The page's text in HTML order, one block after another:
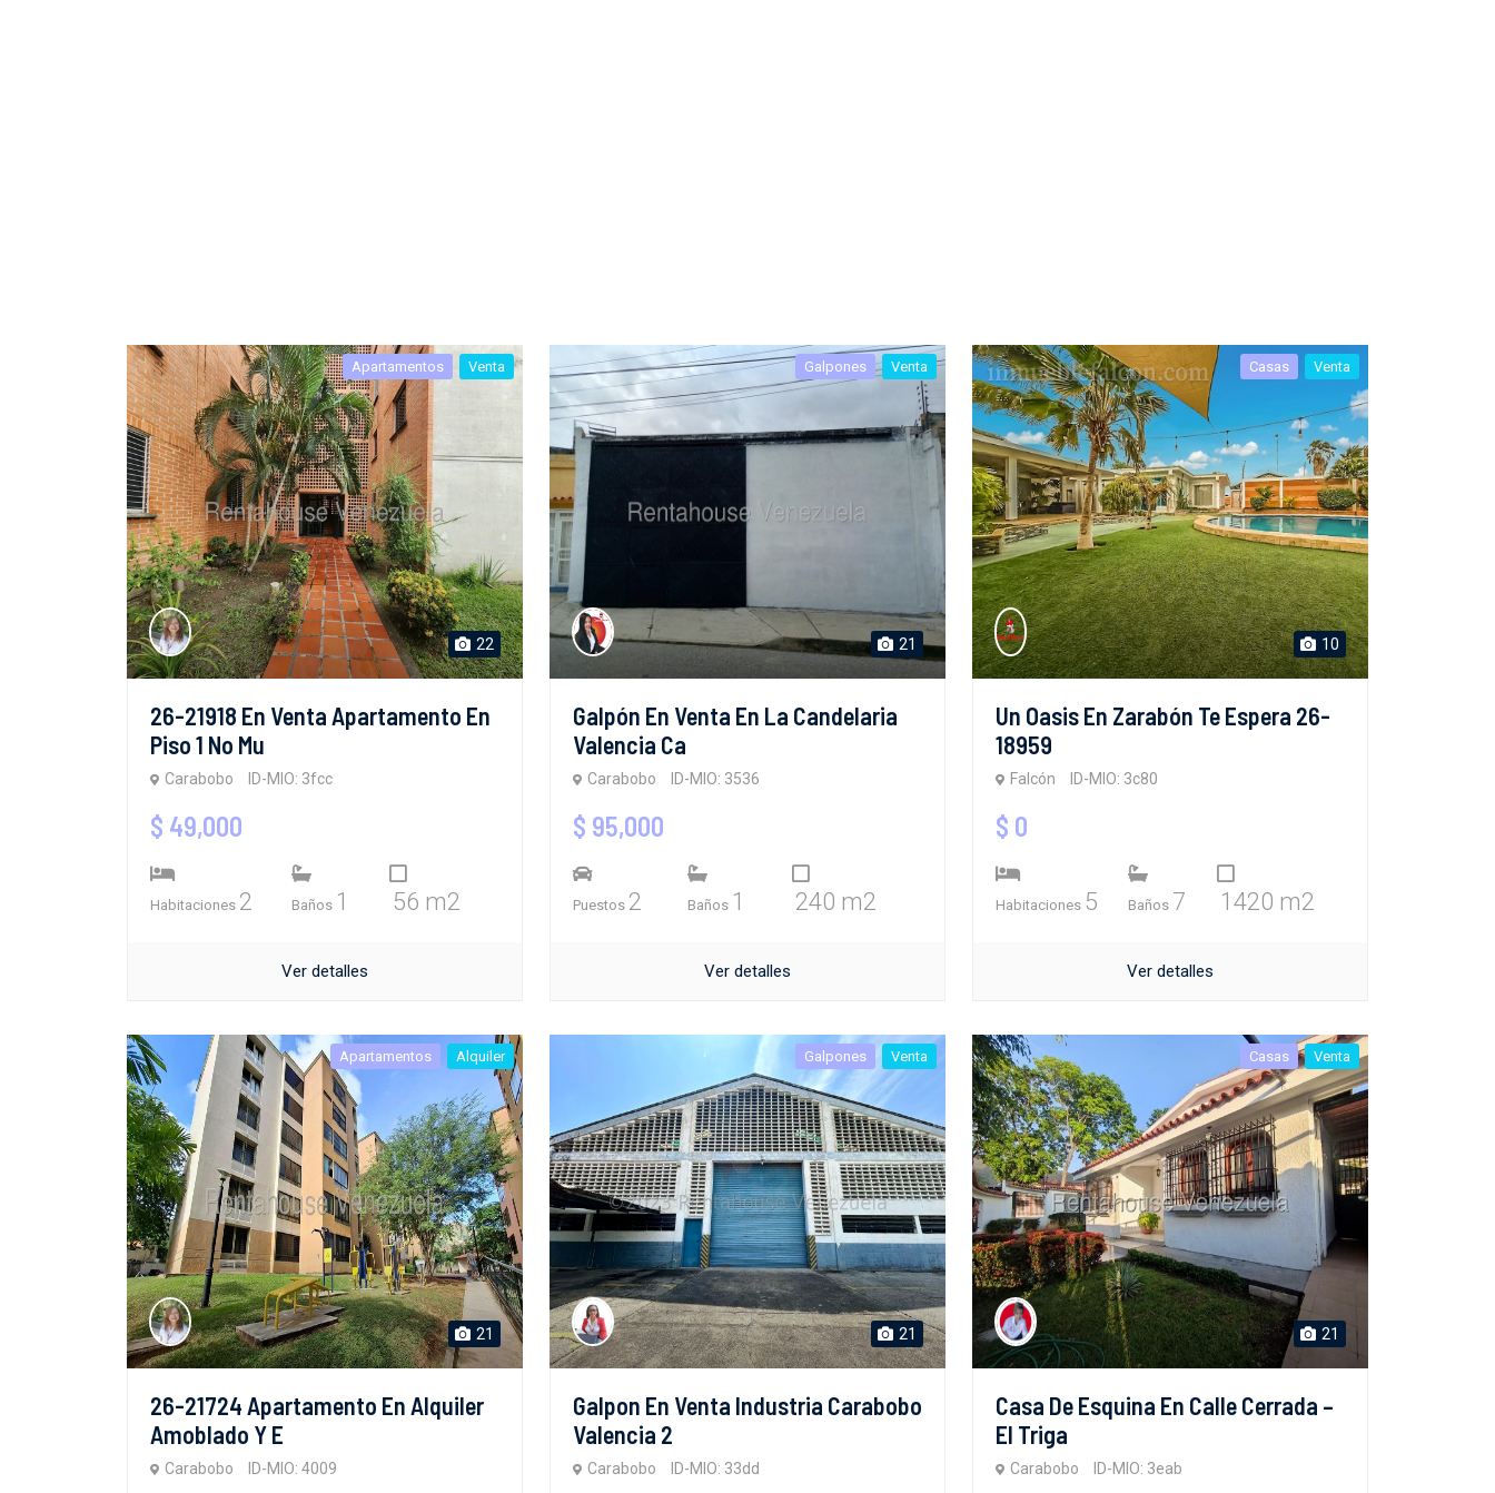
Apartamentos Venta
22
26-21918 En Venta Apartamento En
Piso 1 No Mu
Carabobo ID-MIO: 3fcc
$ 49,000
Habitaciones 2 Baños 1 56 m2
Ver detalles
Galpones Venta
21
Galpón En Venta En La Candelaria
Valencia Ca
Carabobo ID-MIO: 3536
$ 95,000
Puestos 2 Baños 1 240 m2
Ver detalles
Casas Venta
10
Un Oasis En Zarabón Te Espera 26-
18959
Falcón ID-MIO: 3c80
$ 0
Habitaciones 5 Baños 7 1420 m2
Ver detalles
Apartamentos Alquiler
21
26-21724 Apartamento En Alquiler
Amoblado Y E
Carabobo ID-MIO: 4009
Galpones Venta
21
Galpon En Venta Industria Carabobo
Valencia 2
Carabobo ID-MIO: 33dd
Casas Venta
21
Casa De Esquina En Calle Cerrada –
El Triga
Carabobo ID-MIO: 3eab